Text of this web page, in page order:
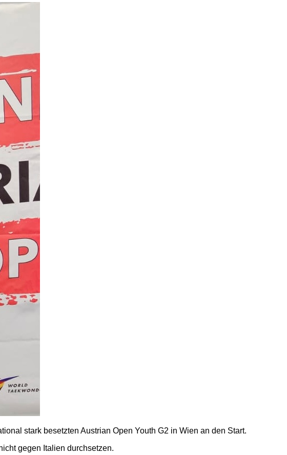
stark besetzten Austrian Open Youth G2 in Wien an den Start.
gegen Italien durchsetzen.